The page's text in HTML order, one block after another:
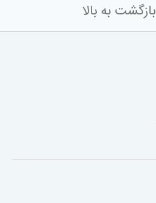
بازگشت به بالا